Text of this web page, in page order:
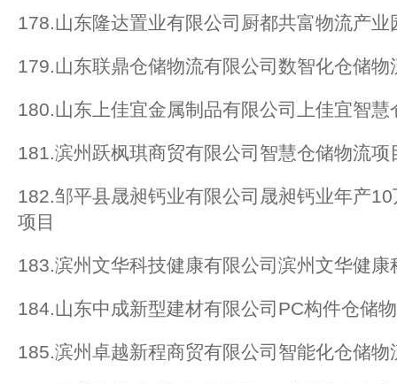
178.山东隆达置业有限公司厨都共富物流产业
179.山东联鼎仓储物流有限公司数智化仓储物
180.山东上佳宜金属制品有限公司上佳宜智慧
181.滨州跃枫琪商贸有限公司智慧仓储物流项
182.邹平县晟昶钙业有限公司晟昶钙业年产
项目
183.滨州文华科技健康有限公司滨州文华健康
184.山东中成新型建材有限公司PC构件仓储
185.滨州卓越新程商贸有限公司智能化仓储物